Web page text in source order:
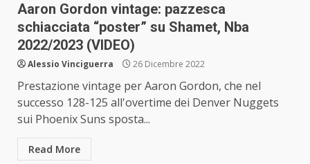
Aaron Gordon vintage: pazzesca
schiacciata “poster” su Shamet, Nba
2022/2023 (VIDEO)
Alessio Vinciguerra 26 Dicembre 2022
Prestazione vintage per Aaron Gordon, che nel
successo 128-125 all'overtime dei Denver Nuggets
sui Phoenix Suns sposta...
Read More